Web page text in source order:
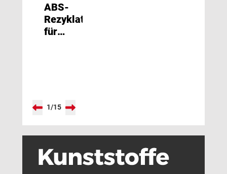
ABS-
Rezyklat
für
1/15